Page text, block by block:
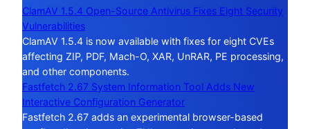
ClamAV 1.5.4 Open-Source Antivirus Fixes Eight Security
Vulnerabilities
ClamAV 1.5.4 is now available with fixes for eight CVEs
affecting ZIP, PDF, Mach-O, XAR, UnRAR, PE processing,
and other components.
Fastfetch 2.67 System Information Tool Adds New
Interactive Configuration Generator
Fastfetch 2.67 adds an experimental browser-based